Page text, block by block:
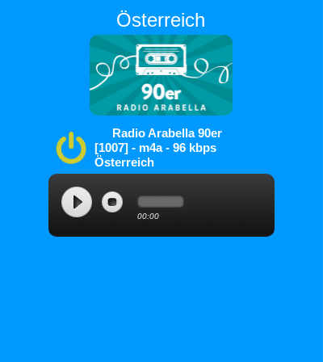
Österreich
Radio Arabella 90er
[1007] - m4a - 96 kbps
Österreich
SSIS-Player
00:00